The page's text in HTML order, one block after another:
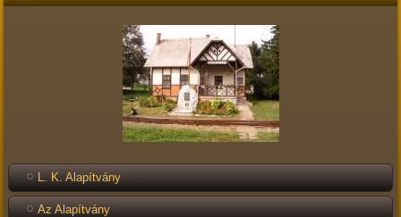
L. K. Alapítvány
Az Alapítvány